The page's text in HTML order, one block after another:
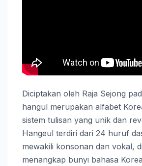
Diciptakan oleh Raja Sejong
hangul merupakan alfabet
sistem tulisan yang unik dan
Hangeul terdiri dari 24 huruf
mewakili konsonan dan vokal,
menangkap bunyi bahasa